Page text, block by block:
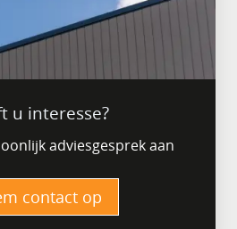
u interesse?
adviesgesprek aan
contact op